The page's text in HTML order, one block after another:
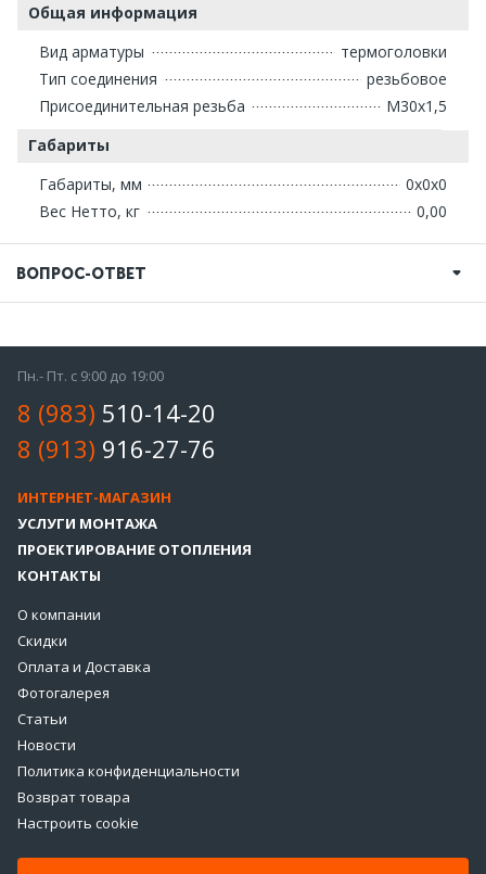
Общая информация
Вид арматуры
термоголовки
Тип соединения
резьбовое
Присоединительная резьба
М30х1,5
Габариты
Габариты, мм
0х0х0
Вес Нетто, кг
0,00
ВОПРОС-ОТВЕТ
Пн.- Пт. с 9:00 до 19:00
8 (983) 510-14-20
8 (913) 916-27-76
ИНТЕРНЕТ-МАГАЗИН
УСЛУГИ МОНТАЖА
ПРОЕКТИРОВАНИЕ ОТОПЛЕНИЯ
КОНТАКТЫ
О компании
Скидки
Оплата и Доставка
Фотогалерея
Статьи
Новости
Политика конфиденциальности
Возврат товара
Настроить cookie